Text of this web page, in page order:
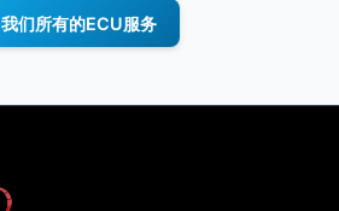
我们所有的ECU服务